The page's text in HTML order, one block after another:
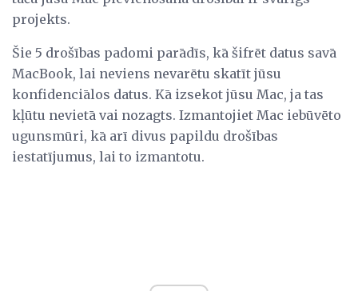
projekts.
Šie 5 drošības padomi parādīs, kā šifrēt datus savā
MacBook, lai neviens nevarētu skatīt jūsu
konfidenciālos datus. Kā izsekot jūsu Mac, ja tas
kļūtu nevietā vai nozagts. Izmantojiet Mac iebūvēto
ugunsmūri, kā arī divus papildu drošības
iestatījumus, lai to izmantotu.